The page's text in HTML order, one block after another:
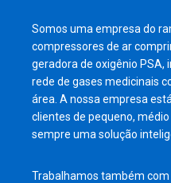
Somos uma empresa do
compressores de ar
geradora de oxigênio
rede de gases medicinais
área. A nossa empresa
clientes de pequeno,
sempre uma solução
Trabalhamos também com